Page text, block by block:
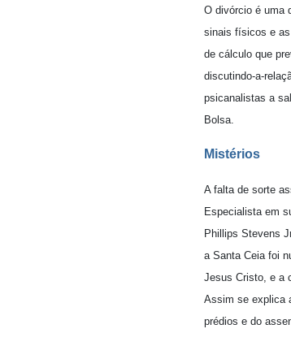
O divórcio é uma
sinais físicos e
de cálculo que
discutindo-a-
psicanalistas a
Bolsa.
Mistérios
A falta de sorte
Especialista em
Phillips Stevens
a Santa Ceia foi
Jesus Cristo, e a
Assim se explica
prédios e do